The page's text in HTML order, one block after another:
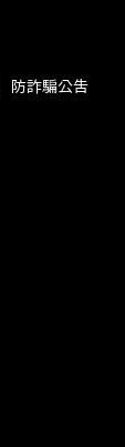
防詐騙公告